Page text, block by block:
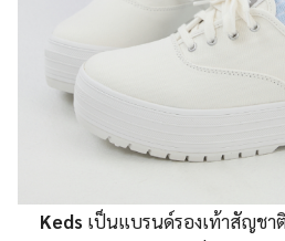
Keds เป็นแบรนด์รองเท้าสัญชา